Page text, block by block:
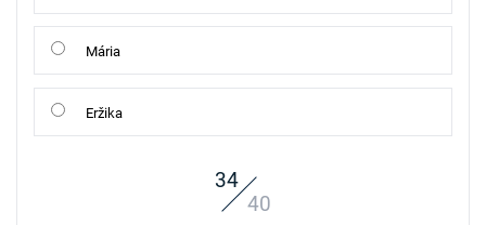
Mária
Eržika
34
40